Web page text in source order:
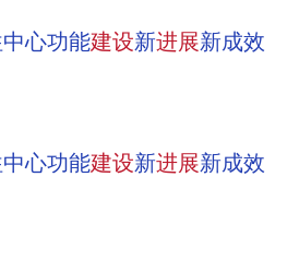
心功能建设新进展新成效
心功能建设新进展新成效